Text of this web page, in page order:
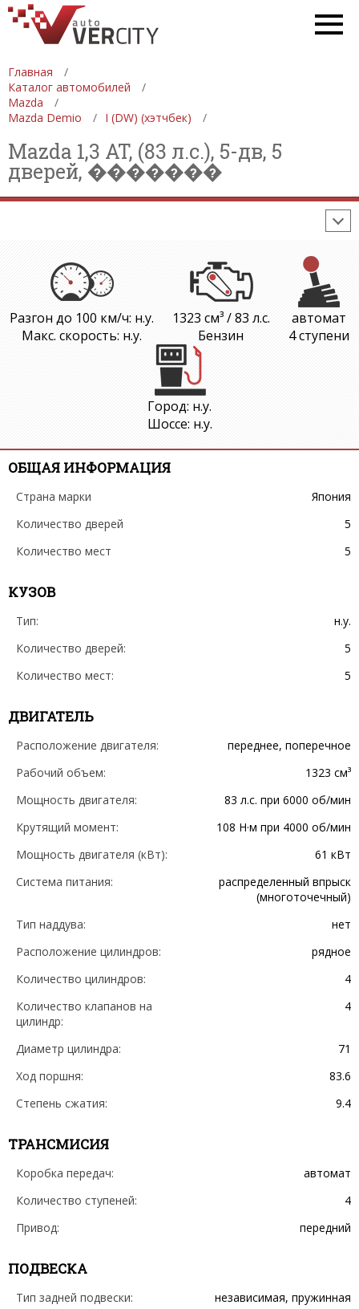
Главная
Каталог автомобилей
Mazda
Mazda Demio
I (DW) (хэтчбек)
Mazda 1,3 AT, (83 л.с.), 5-дв, 5
дверей, �������
СПЕЦТЕХНИКА
АВТОСАЛОНЫ
СТАТИСТИКА
ПРОДАЖА АВТОМОБИЛЕЙ
ПРОИЗВОДСТВО АВТОМОБИЛЕЙ
ON-LINE КАЛЬКУЛЯТОРЫ
Разгон до 100 км/ч: н.у.
Макс. скорость: н.у.
1323 см³ / 83 л.с.
Бензин
автомат
4 ступени
Город: н.у.
Шоссе: н.у.
ОБЩАЯ ИНФОРМАЦИЯ
Страна марки
Япония
Количество дверей
5
Количество мест
5
КУЗОВ
Тип:
н.у.
Количество дверей:
5
Количество мест:
5
ДВИГАТЕЛЬ
Расположение двигателя:
переднее, поперечное
Рабочий объем:
1323 см³
Мощность двигателя:
83 л.с. при 6000 об/мин
Крутящий момент:
108 Н·м при 4000 об/мин
Мощность двигателя (кВт):
61 кВт
Система питания:
распределенный впрыск
(многоточечный)
Тип наддува:
нет
Расположение цилиндров:
рядное
Количество цилиндров:
4
Количество клапанов на
цилиндр:
4
Диаметр цилиндра:
71
Ход поршня:
83.6
Степень сжатия:
9.4
ТРАНСМИСИЯ
Коробка передач:
автомат
Количество ступеней:
4
Привод:
передний
ПОДВЕСКА
Тип задней подвески:
независимая, пружинная